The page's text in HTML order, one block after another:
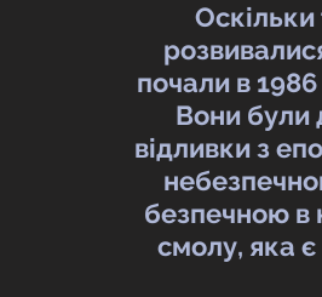
Оскільки
почали в 1986
Вони були
відливки з
безпечною в
смолу, яка